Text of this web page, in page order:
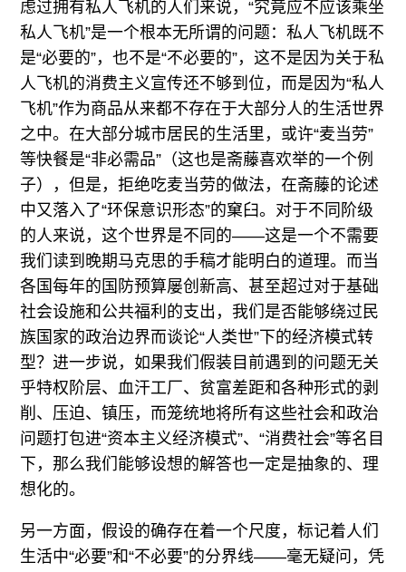
虑过拥有私人飞机的人们来说，“究竟应不应该乘坐
私人飞机”是一个根本无所谓的问题：私人飞机既不
是“必要的”，也不是“不必要的”，这不是因为关于私
人飞机的消费主义宣传还不够到位，而是因为“私人
飞机”作为商品从来都不存在于大部分人的生活世界
之中。在大部分城市居民的生活里，或许“麦当劳”
等快餐是“非必需品”（这也是斋藤喜欢举的一个例
子），但是，拒绝吃麦当劳的做法，在斋藤的论述
中又落入了“环保意识形态”的窠臼。对于不同阶级
的人来说，这个世界是不同的——这是一个不需要
我们读到晚期马克思的手稿才能明白的道理。而当
各国每年的国防预算屡创新高、甚至超过对于基础
社会设施和公共福利的支出，我们是否能够绕过民
族国家的政治边界而谈论“人类世”下的经济模式转
型？进一步说，如果我们假装目前遇到的问题无关
乎特权阶层、血汗工厂、贫富差距和各种形式的剥
削、压迫、镇压，而笼统地将所有这些社会和政治
问题打包进“资本主义经济模式”、“消费社会”等名目
下，那么我们能够设想的解答也一定是抽象的、理
想化的。
另一方面，假设的确存在着一个尺度，标记着人们
生活中“必要”和“不必要”的分界线——毫无疑问，凭